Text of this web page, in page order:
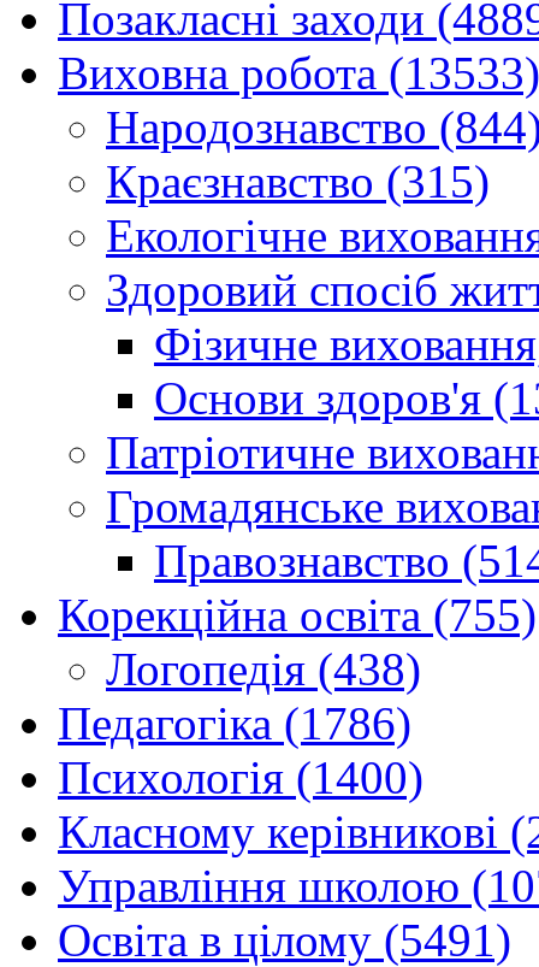
Позакласні заходи
Виховна робота (13533)
Народознавство
Краєзнавство (315)
Екологічне
Здоровий спосіб
Фізичне
Основи здоров'я
Патріотичне
Громадянське
Правознавство
Корекційна освіта (755)
Логопедія (438)
Педагогіка (1786)
Психологія (1400)
Класному керівникові
Управління школою
Освіта в цілому (5491)